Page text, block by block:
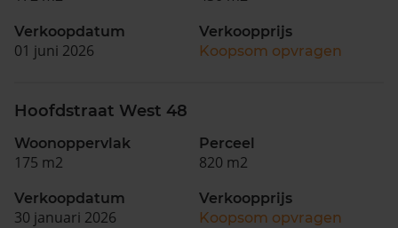
Verkoopdatum
01 juni 2026
Verkoopprijs
Koopsom opvragen
Hoofdstraat West 48
Woonoppervlak
175 m2
Perceel
820 m2
Verkoopdatum
30 januari 2026
Verkoopprijs
Koopsom opvragen